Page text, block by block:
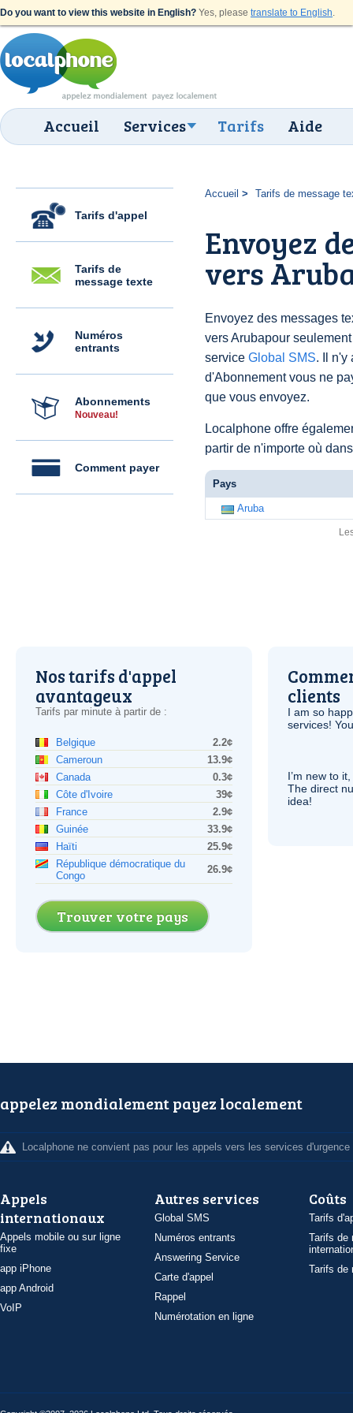
Do you want to view this website in English? Yes, please translate to English.
Accueil Services Tarifs Aide
Tarifs d'appel
Tarifs de
message texte
Numéros
entrants
Abonnements
Nouveau!
Comment payer
Accueil Tarifs de message
Envoyez
vers
Envoyez des messages
vers Arubapour
service Global SMS. Il n'y
d'Abonnement vous ne
que vous envoyez.
Localphone offre
partir de n'importe où
Pays
Aruba
Nos tarifs d'appel
avantageux
Tarifs par minute à partir de :
Belgique
2.2¢
Cameroun
13.9¢
Canada
0.3¢
Côte d'Ivoire
39¢
France
2.9¢
Guinée
33.9¢
Haïti
25.9¢
République démocratique du
Congo
26.9¢
Trouver votre pays
clients
I am so
services!
I’m new to
The direct
idea!
appelez mondialement payez localement
Localphone ne convient pas pour les appels vers les services d'urgence
Appels
internationaux
Appels mobile ou sur ligne
fixe
app iPhone
app Android
VoIP
Autres services
Global SMS
Numéros entrants
Answering Service
Carte d'appel
Rappel
Numérotation en ligne
Coûts
Tarifs
Tarifs de
Tarifs de